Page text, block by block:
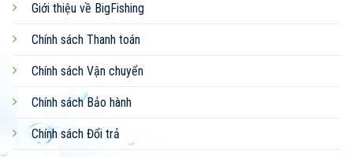
Giới thiệu về BigFishing
Chính sách Thanh toán
Chính sách Vận chuyển
Chính sách Bảo hành
Chính sách Đổi trả